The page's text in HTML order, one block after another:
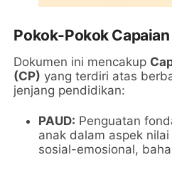
Pokok-Pokok
Dokumen ini mencakup
(CP) yang terdiri atas
jenjang pendidikan:
PAUD: Penguatan
anak dalam aspek
sosial-emosional,